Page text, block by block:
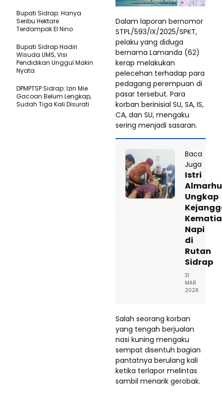
Dalam laporan bernomor
STPL/593/IX/2025/SPKT,
pelaku yang diduga
bernama Lamanda (62)
kerap melakukan
pelecehan terhadap para
pedagang perempuan di
pasar tersebut. Para
korban berinisial SU, SA, IS,
CA, dan SU, mengaku
sering menjadi sasaran.
Baca
Juga
Istri
Ungkap
Napi
di
Rutan
Sidrap
31
MAR
2026
Salah seorang korban
yang tengah berjualan
nasi kuning mengaku
sempat disentuh bagian
pantatnya berulang kali
ketika terlapor melintas
sambil menarik gerobak.
Bupati Sidrap: Hanya
Seribu Hektare
Terdampak El Nino
Bupati Sidrap Hadiri
Wisuda UMS, Visi
Pendidikan Unggul Makin
Nyata
DPMPTSP Sidrap: Izin Mie
Gacoan Belum Lengkap,
Sudah Tiga Kali Disurati